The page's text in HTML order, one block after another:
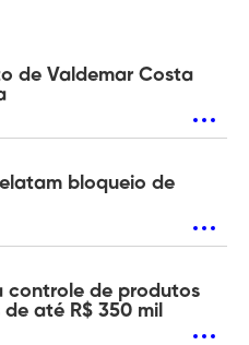
de Valdemar Costa
bloqueio de
controle de produtos
até R$ 350 mil